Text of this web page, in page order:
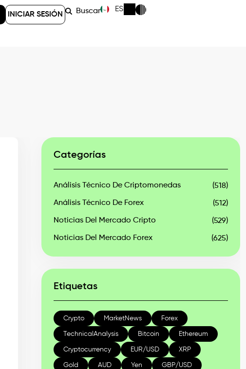
INICIAR SESIÓN Buscar ES
Categorías
Análisis Técnico De Criptomonedas (518)
Análisis Técnico De Forex (512)
Noticias Del Mercado Cripto (529)
Noticias Del Mercado Forex (625)
Etiquetas
Crypto MarketNews Forex
TechnicalAnalysis Bitcoin Ethereum
Cryptocurrency EUR/USD XRP
Gold AUD Yen GBP/USD